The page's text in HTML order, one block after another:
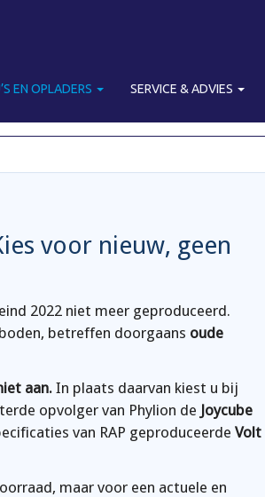
EN OPLADERS SERVICE & ADVIES
voor nieuw, geen
2022 niet meer geproduceerd.
betreffen doorgaans oude
aan. In plaats daarvan kiest u bij
opvolger van Phylion de Joycube
van RAP geproduceerdeVolt
maar voor een actuele en